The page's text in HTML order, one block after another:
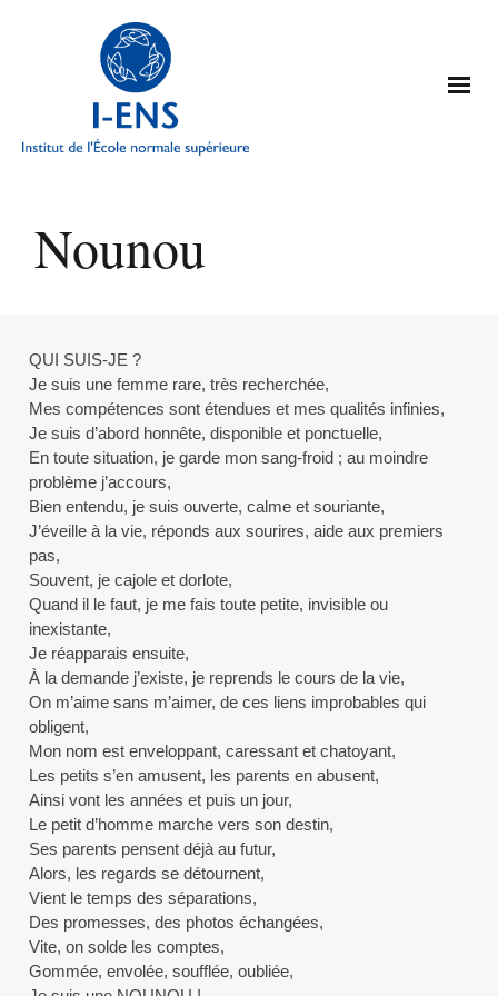
Nounou
QUI SUIS-JE ?
Je suis une femme rare, très recherchée,
Mes compétences sont étendues et mes qualités infinies,
Je suis d’abord honnête, disponible et ponctuelle,
En toute situation, je garde mon sang-froid ; au moindre
problème j’accours,
Bien entendu, je suis ouverte, calme et souriante,
J’éveille à la vie, réponds aux sourires, aide aux premiers
pas,
Souvent, je cajole et dorlote,
Quand il le faut, je me fais toute petite, invisible ou
inexistante,
Je réapparais ensuite,
À la demande j’existe, je reprends le cours de la vie,
On m’aime sans m’aimer, de ces liens improbables qui
obligent,
Mon nom est enveloppant, caressant et chatoyant,
Les petits s’en amusent, les parents en abusent,
Ainsi vont les années et puis un jour,
Le petit d’homme marche vers son destin,
Ses parents pensent déjà au futur,
Alors, les regards se détournent,
Vient le temps des séparations,
Des promesses, des photos échangées,
Vite, on solde les comptes,
Gommée, envolée, soufflée, oubliée,